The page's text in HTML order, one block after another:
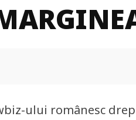
ului românesc